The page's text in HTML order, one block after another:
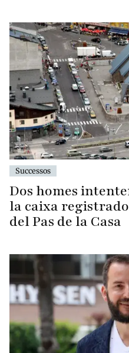
Successos
Dos homes
la caixa
del Pas de la Casa